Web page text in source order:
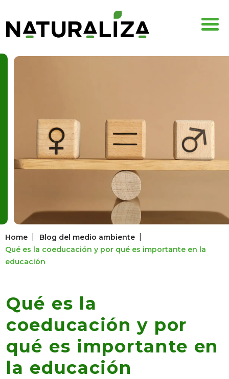
Home Blog del medio ambiente
Qué es la coeducación y por qué es importante en la
educación
Qué es la
coeducación y por
qué es importante en
la educación